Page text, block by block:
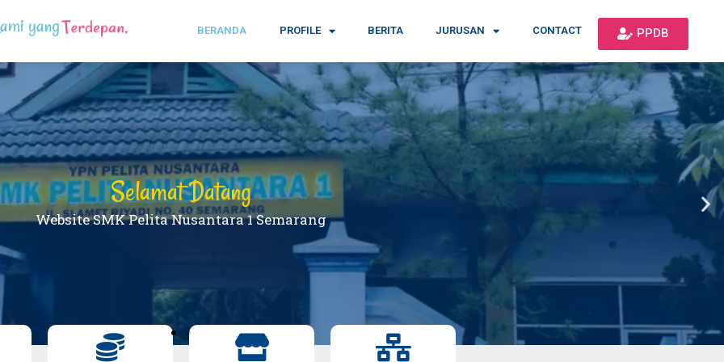
yang& Terbaik BERANDA PROFILE BERITA JURUSAN CONTACT PPDB
Selamat Datang
Website SMK Pelita Nusantara 1 Semarang